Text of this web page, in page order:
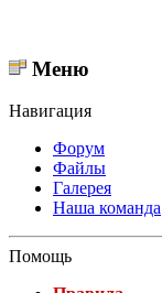
Меню
Навигация
Форум
Файлы
Галерея
Наша команда
Помощь